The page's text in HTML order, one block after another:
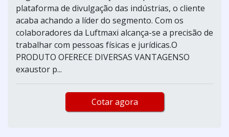
plataforma de divulgação das indústrias, o cliente
acaba achando a líder do segmento. Com os
colaboradores da Luftmaxi alcança-se a precisão de
trabalhar com pessoas físicas e jurídicas.O
PRODUTO OFERECE DIVERSAS VANTAGENSO
exaustor p...
Cotar agora